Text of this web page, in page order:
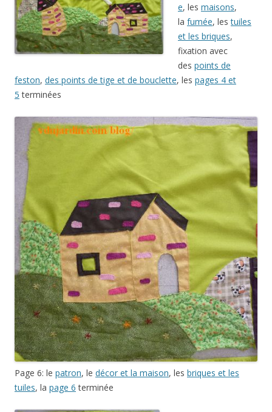
e, les maisons,
la fumée, lestuiles
et les briques,
fixation avec
des points de
feston, des points de tige et de bouclette, les pages 4 et
5 terminées
Page 6: le patron, le décor et la maison, les briques et les
tuiles, la page 6 terminée